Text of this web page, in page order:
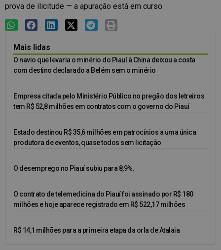
prova de ilicitude — a apuração está em curso.
Mais lidas
O navio que levaria o minério do Piauí à China deixou a costa
com destino declarado a Belém sem o minério
Empresa citada pelo Ministério Público no pregão dos letreiros
tem R$ 52,8 milhões em contratos com o governo do Piauí
Estado destinou R$ 35,6 milhões em patrocínios a uma única
produtora de eventos, quase todos sem licitação
O desemprego no Piauí subiu para 8,9%.
O contrato de telemedicina do Piauí foi assinado por R$ 180
milhões e hoje aparece registrado em R$ 522,17 milhões
R$ 14,1 milhões para a primeira etapa da orla de Atalaia